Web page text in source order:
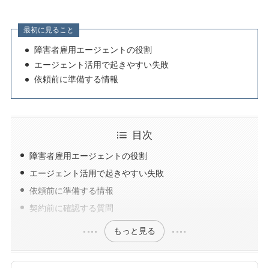
最初に見ること
障害者雇用エージェントの役割
エージェント活用で起きやすい失敗
依頼前に準備する情報
目次
障害者雇用エージェントの役割
エージェント活用で起きやすい失敗
依頼前に準備する情報
契約前に確認する質問
もっと見る